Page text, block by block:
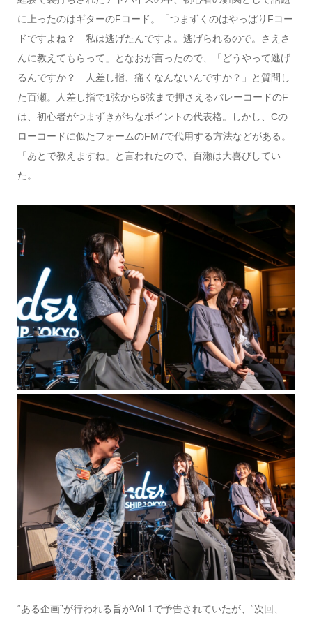
に上ったのはギターのFコード。「つまずくのはやっぱりFコー
ドですよね？ 私は逃げたんですよ。逃げられるので。さえさ
んに教えてもらって」となおが言ったので、「どうやって逃げ
るんですか？ 人差し指、痛くなんないんですか？」と質問し
た百瀬。人差し指で1弦から6弦まで押さえるバレーコードのF
は、初心者がつまずきがちなポイントの代表格。しかし、Cの
ローコードに似たフォームのFM7で代用する方法などがある。
「あとで教えますね」と言われたので、百瀬は大喜びしてい
た。
“ある企画”が行われる旨がVol.1で予告されていたが、“次回、